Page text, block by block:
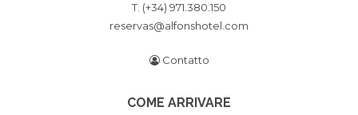
T. (+34) 971.380.150
reservas@alfonshotel.com
Contatto
COME ARRIVARE